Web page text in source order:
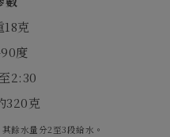
18克
度
至2:30
320克
餘水量分2至3段給水。